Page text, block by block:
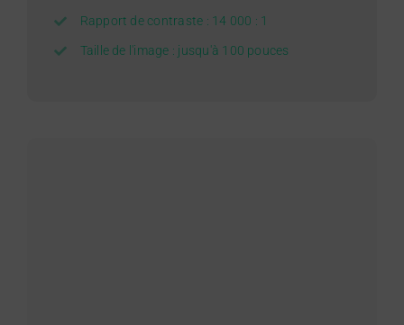
Rapport de contraste : 14 000 : 1
Taille de l'image : jusqu'à 100 pouces